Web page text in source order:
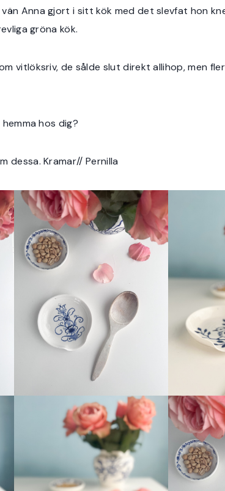
Anna gjort i sitt kök med det slevfat hon
gröna kök.
vitlöksriv, de sålde slut direkt allihop, men
hos dig?
dessa. Kramar// Pernilla